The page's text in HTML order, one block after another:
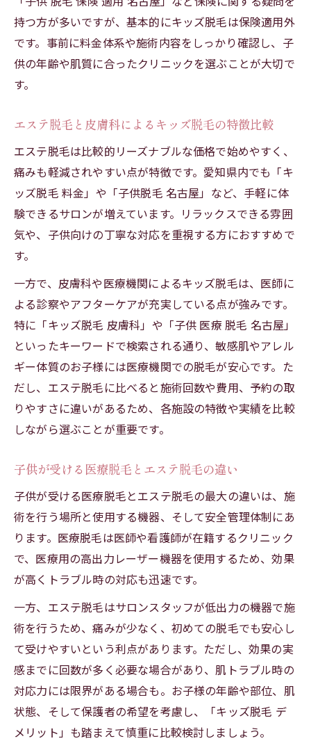
持つ方が多いですが、基本的にキッズ脱毛は保険適用外
です。事前に料金体系や施術内容をしっかり確認し、子
供の年齢や肌質に合ったクリニックを選ぶことが大切で
す。
エステ脱毛と皮膚科によるキッズ脱毛の特徴比較
エステ脱毛は比較的リーズナブルな価格で始めやすく、
痛みも軽減されやすい点が特徴です。愛知県内でも「キ
ッズ脱毛 料金」や「子供脱毛 名古屋」など、手軽に体
験できるサロンが増えています。リラックスできる雰囲
気や、子供向けの丁寧な対応を重視する方におすすめで
す。
一方で、皮膚科や医療機関によるキッズ脱毛は、医師に
よる診察やアフターケアが充実している点が強みです。
特に「キッズ脱毛 皮膚科」や「子供 医療 脱毛 名古屋」
といったキーワードで検索される通り、敏感肌やアレル
ギー体質のお子様には医療機関での脱毛が安心です。た
だし、エステ脱毛に比べると施術回数や費用、予約の取
りやすさに違いがあるため、各施設の特徴や実績を比較
しながら選ぶことが重要です。
子供が受ける医療脱毛とエステ脱毛の違い
子供が受ける医療脱毛とエステ脱毛の最大の違いは、施
術を行う場所と使用する機器、そして安全管理体制にあ
ります。医療脱毛は医師や看護師が在籍するクリニック
で、医療用の高出力レーザー機器を使用するため、効果
が高くトラブル時の対応も迅速です。
一方、エステ脱毛はサロンスタッフが低出力の機器で施
術を行うため、痛みが少なく、初めての脱毛でも安心し
て受けやすいという利点があります。ただし、効果の実
感までに回数が多く必要な場合があり、肌トラブル時の
対応力には限界がある場合も。お子様の年齢や部位、肌
状態、そして保護者の希望を考慮し、「キッズ脱毛 デ
メリット」も踏まえて慎重に比較検討しましょう。